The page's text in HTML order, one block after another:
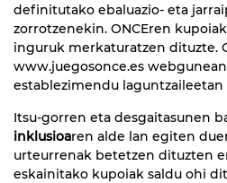
definitutako ebaluazio- eta
zorrotzenekin. ONCEren
inguruk merkaturatzen dituzte.
www.juegosonce.es
establezimendu laguntzaileetan
Itsu-gorren eta desgaitasunen
inklusioaren alde lan egiten
urteurrenak betetzen dituzten
eskainitako kupoiak saldu ohi